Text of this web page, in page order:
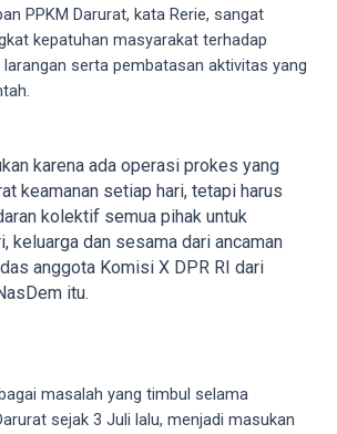
PPKM Darurat, kata Rerie, sangat
kepatuhan masyarakat terhadap
serta pembatasan aktivitas yang
karena ada operasi prokes yang
keamanan setiap hari, tetapi harus
kolektif semua pihak untuk
keluarga dan sesama dari ancaman
anggota Komisi X DPR RI dari
itu.
masalah yang timbul selama
sejak 3 Juli lalu, menjadi masukan